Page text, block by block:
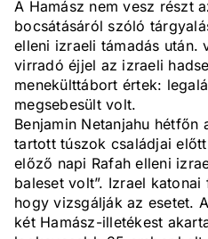
A Hamász nem vesz részt
bocsátásáról szóló
elleni izraeli támadás után.
virradó éjjel az izraeli
menekülttábort értek:
megsebesült volt.
Benjamin Netanjahu
tartott túszok családjai
előző napi Rafah elleni
baleset volt”. Izrael
hogy vizsgálják az esetet.
két Hamász-illetékest